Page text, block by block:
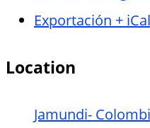
Exportación +
Location
Jamundi-